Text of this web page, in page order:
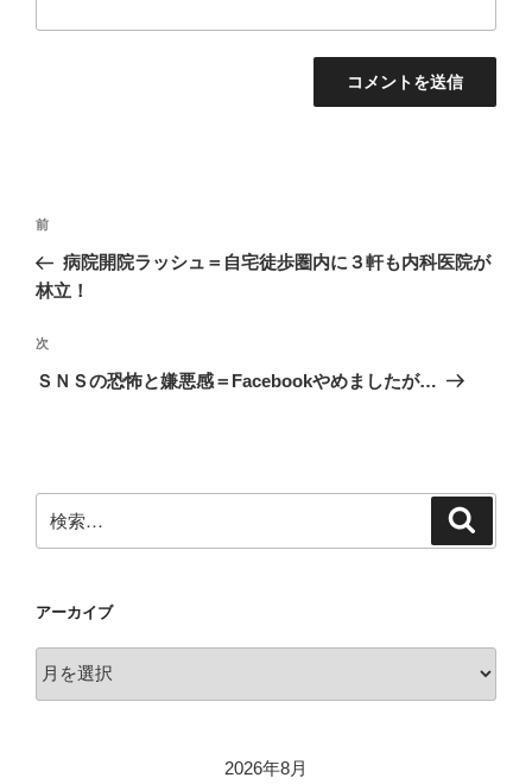
投
ナ
ゲ
ー
前
の
投
前
病院開院ラッシュ＝自宅徒歩圏内に３軒も内科医院が
林立！
次
の
次
ＳＮＳの恐怖と嫌悪感＝Facebookやめましたが…
索:
アーカイブ
ー
2026年8月